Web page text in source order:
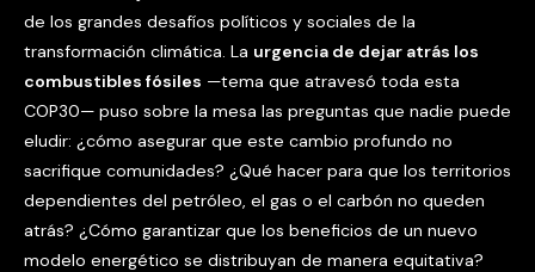
de los grandes desafíos políticos y sociales de la
transformación climática. La urgencia de dejar atrás los
combustibles fósiles —tema que atravesó toda esta
COP30— puso sobre la mesa las preguntas que nadie puede
eludir: ¿cómo asegurar que este cambio profundo no
sacrifique comunidades? ¿Qué hacer para que los territorios
dependientes del petróleo, el gas o el carbón no queden
atrás? ¿Cómo garantizar que los beneficios de un nuevo
modelo energético se distribuyan de manera equitativa?